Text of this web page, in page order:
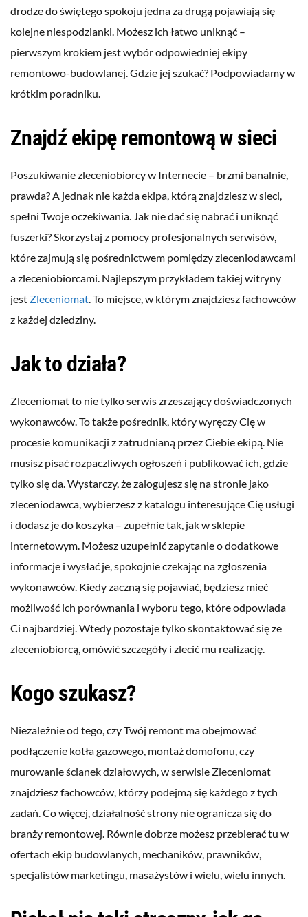
drodze do świętego spokoju jedna za drugą pojawiają się
kolejne niespodzianki. Możesz ich łatwo uniknąć –
pierwszym krokiem jest wybór odpowiedniej ekipy
remontowo-budowlanej. Gdzie jej szukać? Podpowiadamy w
krótkim poradniku.
Znajdź ekipę remontową w sieci
Poszukiwanie zleceniobiorcy w Internecie – brzmi banalnie,
prawda? A jednak nie każda ekipa, którą znajdziesz w sieci,
spełni Twoje oczekiwania. Jak nie dać się nabrać i uniknąć
fuszerki? Skorzystaj z pomocy profesjonalnych serwisów,
które zajmują się pośrednictwem pomiędzy zleceniodawcami
a zleceniobiorcami. Najlepszym przykładem takiej witryny
jest Zleceniomat. To miejsce, w którym znajdziesz fachowców
z każdej dziedziny.
Jak to działa?
Zleceniomat to nie tylko serwis zrzeszający doświadczonych
wykonawców. To także pośrednik, który wyręczy Cię w
procesie komunikacji z zatrudnianą przez Ciebie ekipą. Nie
musisz pisać rozpaczliwych ogłoszeń i publikować ich, gdzie
tylko się da. Wystarczy, że zalogujesz się na stronie jako
zleceniodawca, wybierzesz z katalogu interesujące Cię usługi
i dodasz je do koszyka – zupełnie tak, jak w sklepie
internetowym. Możesz uzupełnić zapytanie o dodatkowe
informacje i wysłać je, spokojnie czekając na zgłoszenia
wykonawców. Kiedy zaczną się pojawiać, będziesz mieć
możliwość ich porównania i wyboru tego, które odpowiada
Ci najbardziej. Wtedy pozostaje tylko skontaktować się ze
zleceniobiorcą, omówić szczegóły i zlecić mu realizację.
Kogo szukasz?
Niezależnie od tego, czy Twój remont ma obejmować
podłączenie kotła gazowego, montaż domofonu, czy
murowanie ścianek działowych, w serwisie Zleceniomat
znajdziesz fachowców, którzy podejmą się każdego z tych
zadań. Co więcej, działalność strony nie ogranicza się do
branży remontowej. Równie dobrze możesz przebierać tu w
ofertach ekip budowlanych, mechaników, prawników,
specjalistów marketingu, masażystów i wielu, wielu innych.